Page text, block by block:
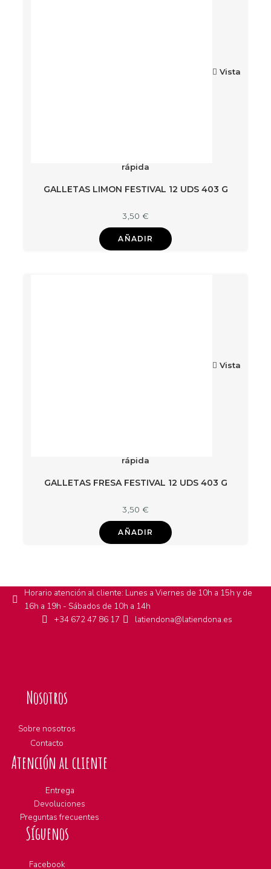
Vista
rápida
GALLETAS LIMON FESTIVAL 12 UDS 403 G
3,50 €
AÑADIR
Vista
rápida
GALLETAS FRESA FESTIVAL 12 UDS 403 G
3,50 €
AÑADIR
Horario atención al cliente: Lunes a Viernes de 10h a 15h y de
16h a 19h - Sábados de 10h a 14h
+34 672 47 86 17
latiendona@latiendona.es
Nosotros
Sobre nosotros
Contacto
Atención al cliente
Entrega
Devoluciones
Preguntas frecuentes
Síguenos
Facebook